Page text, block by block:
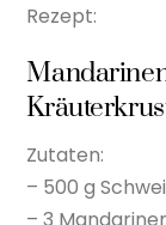
Rezept:
Zutaten:
– 500 g
– 3